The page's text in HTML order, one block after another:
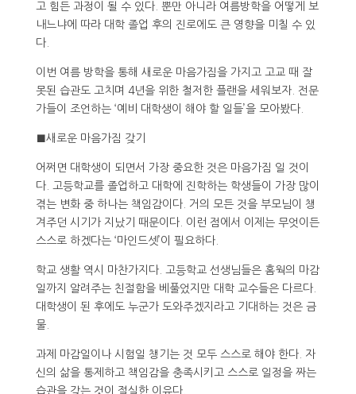
고 힘든 과정이 될 수 있다. 뿐만 아니라 여름방학을 어떻게 보
내느냐에 따라 대학 졸업 후의 진로에도 큰 영향을 미칠 수 있
다.
이번 여름 방학을 통해 새로운 마음가짐을 가지고 고교 때 잘
못된 습관도 고치며 4년을 위한 철저한 플랜을 세워보자. 전문
가들이 조언하는 ‘예비 대학생이 해야 할 일들’을 모아봤다.
■새로운 마음가짐 갖기
어쩌면 대학생이 되면서 가장 중요한 것은 마음가짐 일 것이
다. 고등학교를 졸업하고 대학에 진학하는 학생들이 가장 많이
겪는 변화 중 하나는 책임감이다. 거의 모든 것을 부모님이 챙
겨주던 시기가 지났기 때문이다. 이런 점에서 이제는 무엇이든
스스로 하겠다는 ‘마인드셋’이 필요하다.
학교 생활 역시 마찬가지다. 고등학교 선생님들은 홈웍의 마감
일까지 알려주는 친절함을 베풀었지만 대학 교수들은 다르다.
대학생이 된 후에도 누군가 도와주겠지라고 기대하는 것은 금
물.
과제 마감일이나 시험일 챙기는 것 모두 스스로 해야 한다. 자
신의 삶을 통제하고 책임감을 충족시키고 스스로 일정을 짜는
습관을 갖는 것이 절실한 이유다.